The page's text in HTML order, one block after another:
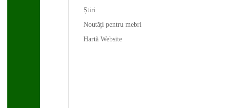
Știri
Noutăți pentru mebri
Hartă Website